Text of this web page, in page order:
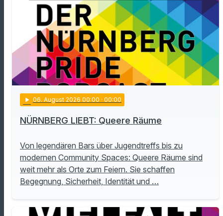
play_arrow 06. August 2026 00:00 · 00:00
NÜRNBERG LIEBT: Queere Räume
Von legendären Bars über Jugendtreffs bis zu
modernen Community Spaces: Queere Räume sind
weit mehr als Orte zum Feiern. Sie schaffen
Begegnung, Sicherheit, Identität und …